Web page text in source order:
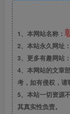
1、本网站名称：
2、本站永久网址：
3、更多有趣网站：
4、本网站的文章
考，如有侵权，请
5、本站一切资源
其真实性负责。